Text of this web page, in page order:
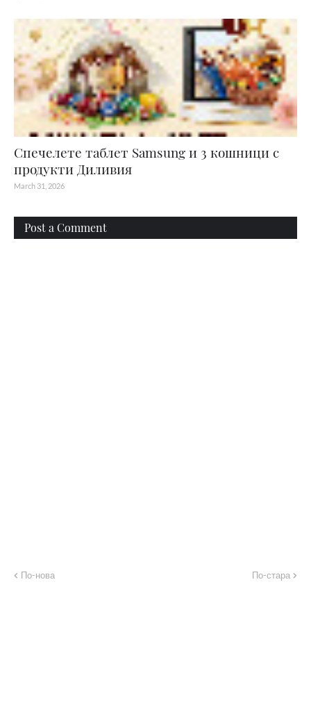
Спечелете таблет Samsung и 3 кошници с
продукти Диливия
March 31, 2026
Post a Comment
По-нова По-стара